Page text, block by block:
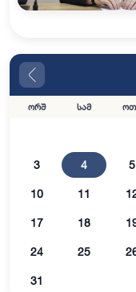
ორშ სამ
3 4 5
10 11
17 18
24 25
31